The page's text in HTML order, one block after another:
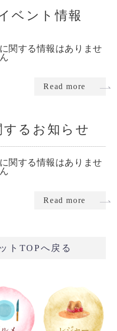
ベント情報
関する情報はありませ
ん
Read more
るお知らせ
関する情報はありませ
ん
Read more
トTOPへ戻る